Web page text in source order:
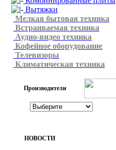
Вытяжки
Мелкая бытовая техника
Встраиваемая техника
Аудио-видео техника
Кофейное оборудование
Телевизоры
Климатическая техника
Производители
НОВОСТИ